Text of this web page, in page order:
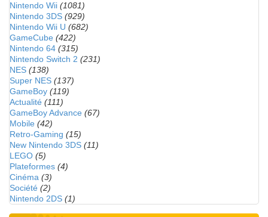
Nintendo Wii (1081)
Nintendo 3DS (929)
Nintendo Wii U (682)
GameCube (422)
Nintendo 64 (315)
Nintendo Switch 2 (231)
NES (138)
Super NES (137)
GameBoy (119)
Actualité (111)
GameBoy Advance (67)
Mobile (42)
Retro-Gaming (15)
New Nintendo 3DS (11)
LEGO (5)
Plateformes (4)
Cinéma (3)
Société (2)
Nintendo 2DS (1)